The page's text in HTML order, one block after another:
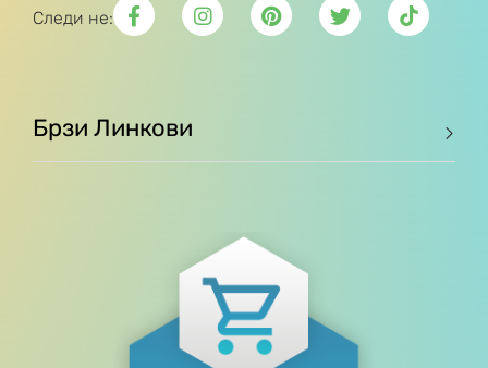
Следи не:
Брзи Линкови